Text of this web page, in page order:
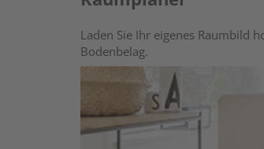
Laden Sie Ihr eigenes Raumbild
Bodenbelag.